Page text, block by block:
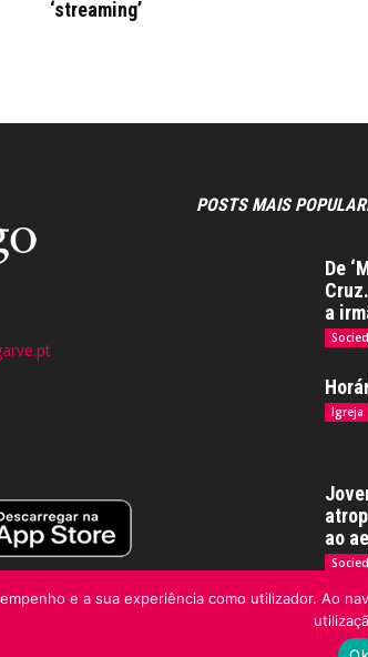
‘streaming’
POSTS MAIS
De
a
Igreja
ao
e a sua experiência como utilizador. Ao